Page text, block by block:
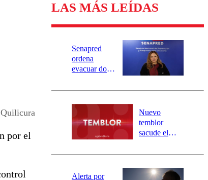
por el
LAS MÁS LEÍDAS
Senapred
ordena
evacuar dos
Carahue por
río Damas:
activa
mensajería
SAE
Nuevo
temblor
sacude el
revisa la
epicentro
Alerta por